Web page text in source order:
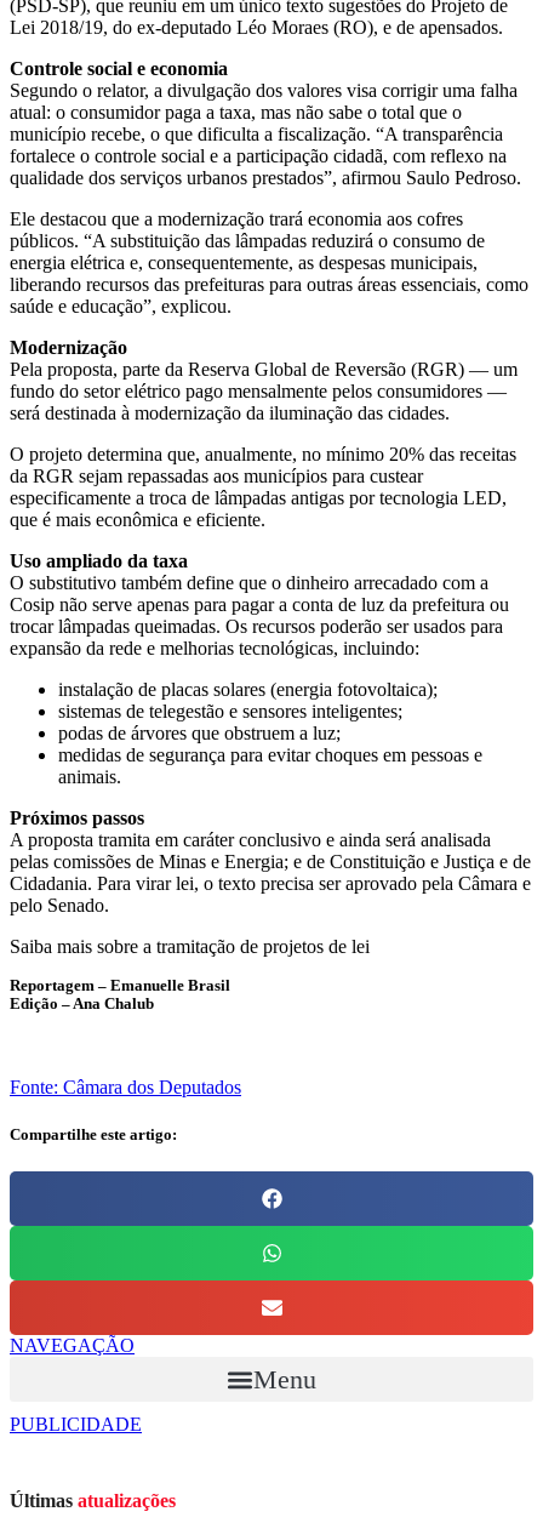
(PSD-SP), que reuniu em um único texto sugestões do Projeto de
Lei 2018/19, do ex-deputado Léo Moraes (RO), e de apensados.
Controle social e economia
Segundo o relator, a divulgação dos valores visa corrigir uma falha
atual: o consumidor paga a taxa, mas não sabe o total que o
município recebe, o que dificulta a fiscalização. “A transparência
fortalece o controle social e a participação cidadã, com reflexo na
qualidade dos serviços urbanos prestados”, afirmou Saulo Pedroso.
Ele destacou que a modernização trará economia aos cofres
públicos. “A substituição das lâmpadas reduzirá o consumo de
energia elétrica e, consequentemente, as despesas municipais,
liberando recursos das prefeituras para outras áreas essenciais, como
saúde e educação”, explicou.
Modernização
Pela proposta, parte da Reserva Global de Reversão (RGR) — um
fundo do setor elétrico pago mensalmente pelos consumidores —
será destinada à modernização da iluminação das cidades.
O projeto determina que, anualmente, no mínimo 20% das receitas
da RGR sejam repassadas aos municípios para custear
especificamente a troca de lâmpadas antigas por tecnologia LED,
que é mais econômica e eficiente.
Uso ampliado da taxa
O substitutivo também define que o dinheiro arrecadado com a
Cosip não serve apenas para pagar a conta de luz da prefeitura ou
trocar lâmpadas queimadas. Os recursos poderão ser usados para
expansão da rede e melhorias tecnológicas, incluindo:
instalação de placas solares (energia fotovoltaica);
sistemas de telegestão e sensores inteligentes;
podas de árvores que obstruem a luz;
medidas de segurança para evitar choques em pessoas e
animais.
Próximos passos
A proposta tramita em caráter conclusivo e ainda será analisada
pelas comissões de Minas e Energia; e de Constituição e Justiça e de
Cidadania. Para virar lei, o texto precisa ser aprovado pela Câmara e
pelo Senado.
Saiba mais sobre a tramitação de projetos de lei
Reportagem – Emanuelle Brasil
Edição – Ana Chalub
Fonte: Câmara dos Deputados
Compartilhe este artigo:
NAVEGAÇÃO
Menu
PUBLICIDADE
Últimas atualizações